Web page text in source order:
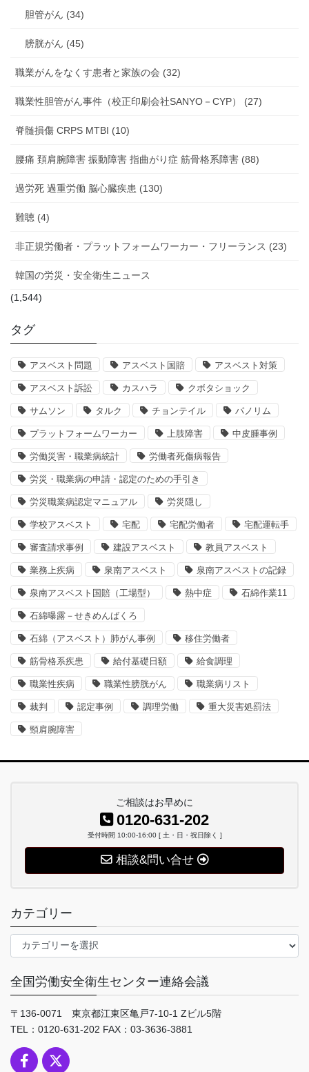
胆管がん (34)
膀胱がん (45)
職業がんをなくす患者と家族の会 (32)
職業性胆管がん事件（校正印刷会社SANYO－CYP） (27)
脊髄損傷 CRPS MTBI (10)
腰痛 頚肩腕障害 振動障害 指曲がり症 筋骨格系障害 (88)
過労死 過重労働 脳心臓疾患 (130)
難聴 (4)
非正規労働者・プラットフォームワーカー・フリーランス (23)
韓国の労災・安全衛生ニュース
(1,544)
タグ
アスベスト問題 アスベスト国賠 アスベスト対策
アスベスト訴訟 カスハラ クボタショック
サムソン タルク チョンテイル パノリム
プラットフォームワーカー 上肢障害 中皮腫事例
労働災害・職業病統計 労働者死傷病報告
労災・職業病の申請・認定のための手引き
労災職業病認定マニュアル 労災隠し
学校アスベスト 宅配 宅配労働者 宅配運転手
審査請求事例 建設アスベスト 教員アスベスト
業務上疾病 泉南アスベスト 泉南アスベストの記録
泉南アスベスト国賠（工場型） 熱中症 石綿作業11
石綿曝露－せきめんばくろ
石綿（アスベスト）肺がん事例 移住労働者
筋骨格系疾患 給付基礎日額 給食調理
職業性疾病 職業性膀胱がん 職業病リスト
裁判 認定事例 調理労働 重大災害処罰法
頸肩腕障害
ご相談はお早めに
0120-631-202
受付時間 10:00-16:00 [ 土・日・祝日除く ]
相談&問い合せ
カテゴリー
テ
リ
ー
全国労働安全衛生センター連絡会議
〒136-0071 東京都江東区亀戸7-10-1 Zビル5階
TEL：0120-631-202 FAX：03-3636-3881